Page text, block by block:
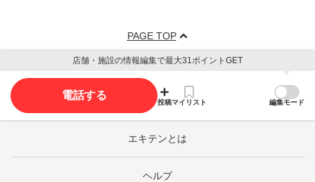
PAGE TOP
店舗・施設の情報編集で最大31ポイントGET
電話する
投稿マイリスト 編集モード
エキテンとは
ヘルプ